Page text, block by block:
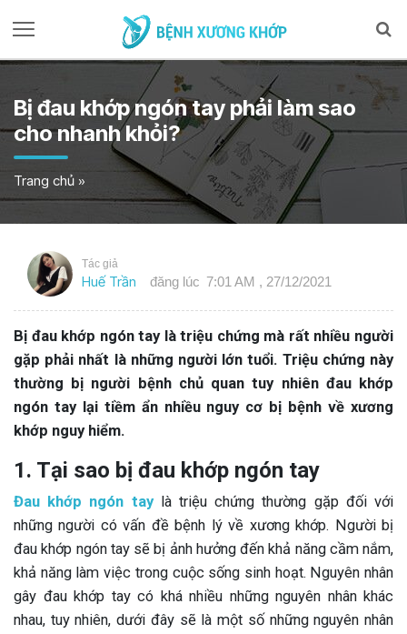
Bị đau khớp ngón tay phải làm sao
cho nhanh khỏi?
Trang chủ »
Tác giả
Huế Trần đăng lúc 7:01 AM , 27/12/2021
Bị đau khớp ngón tay là triệu chứng mà rất nhiều người
gặp phải nhất là những người lớn tuổi. Triệu chứng này
thường bị người bệnh chủ quan tuy nhiên đau khớp
ngón tay lại tiềm ẩn nhiều nguy cơ bị bệnh về xương
khớp nguy hiểm.
1. Tại sao bị đau khớp ngón tay
Đau khớp ngón taylà triệu chứng thường gặp đối với
những người có vấn đề bệnh lý về xương khớp. Người bị
đau khớp ngón tay sẽ bị ảnh hưởng đến khả năng cầm nắm,
khả năng làm việc trong cuộc sống sinh hoạt. Nguyên nhân
gây đau khớp tay có khá nhiều những nguyên nhân khác
nhau, tuy nhiên, dưới đây sẽ là một số những nguyên nhân